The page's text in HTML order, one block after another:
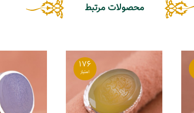
محصولات مرتبط
176